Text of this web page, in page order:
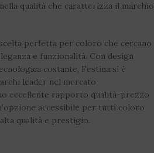
qualità che caratterizza il marchio
perfetta per coloro che cercano
e funzionalità. Con design
costante, Festina si è
leader nel mercato
eccellente rapporto qualità-prezzo
accessibile per tutti coloro
qualità e prestigio.